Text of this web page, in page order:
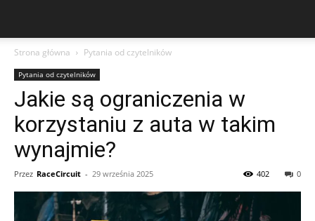
Strona główna Pytania od czytelników
Pytania od czytelników
Jakie są ograniczenia w
korzystaniu z auta w takim
wynajmie?
Przez RaceCircuit - 29 września 2025 0
402